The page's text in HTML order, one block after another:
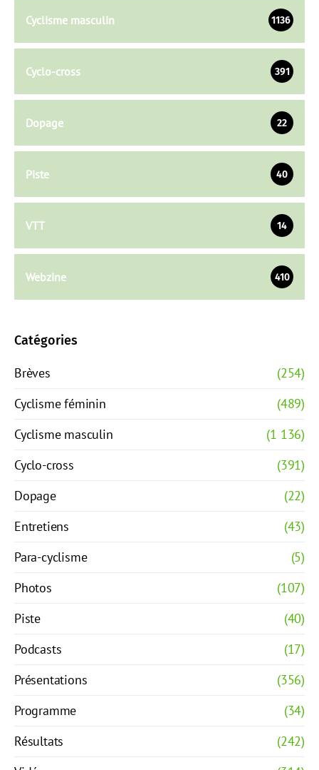
Cyclisme masculin 1136
Cyclo-cross 391
Dopage 22
Piste 40
VTT 14
Webzine 410
Catégories
Brèves
(254)
Cyclisme féminin
(489)
Cyclisme masculin
(1 136)
Cyclo-cross
(391)
Dopage
(22)
Entretiens
(43)
Para-cyclisme
(5)
Photos
(107)
Piste
(40)
Podcasts
(17)
Présentations
(356)
Programme
(34)
Résultats
(242)